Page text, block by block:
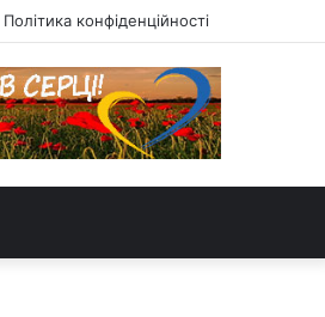
Політика конфіденційності